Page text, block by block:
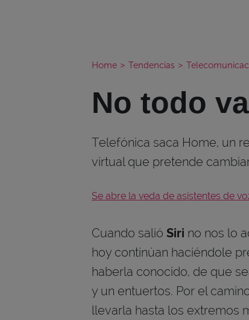
Home > Tendencias >
No todo
Telefónica saca Home, un
virtual que pretende
Se abre la veda de asistentes de
Cuando salió Siri no nos lo
hoy continúan haciéndole
haberla conocido, de que
y un entuertos. Por el
llevarla hasta los extremos